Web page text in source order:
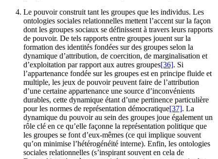
Le pouvoir construit tant les groupes que les individus. Les
ontologies sociales relationnelles mettent l’accent sur la façon
dont les groupes sociaux se définissent à travers leurs rapports
de pouvoir. De tels rapports entre groupes jouent sur la
formation des identités fondées sur des groupes selon la
dynamique d’attribution, de coercition, de marginalisation et
d’exploitation par rapport aux autres groupes[36]. Si
l’appartenance fondée sur les groupes est en principe fluide et
multiple, les jeux de pouvoir peuvent faire de l’attribution
d’une certaine appartenance une source d’inconvénients
durables, cette dynamique étant d’une pertinence particulière
pour les normes de représentation démocratique[37]. La
dynamique du pouvoir au sein des groupes joue également un
rôle clé en ce qu’elle façonne la représentation politique que
les groupes se font d’eux-mêmes (ce qui implique souvent
qu’on minimise l’hétérogénéité interne). Enfin, les ontologies
sociales relationnelles (s’inspirant souvent en cela de